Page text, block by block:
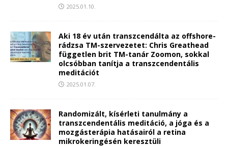
2025.01.10.
Aki 18 év után transzcendálta az offshore-
rádzsa TM-szervezetet: Chris Greathead
független brit TM-tanár Zoomon, sokkal
olcsóbban tanítja a transzcendentális
meditációt
2025.01.07.
Randomizált, kísérleti tanulmány a
transzcendentális meditáció, a jóga és a
mozgásterápia hatásairól a retina
mikrokeringésén keresztüli